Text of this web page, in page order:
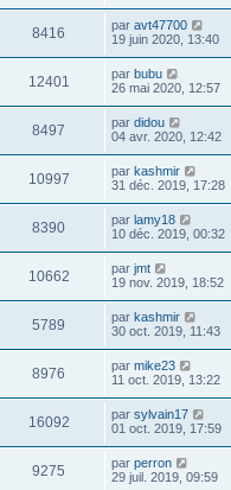
8416 par avt47700
19 juin 2020, 13:40
12401 par bubu
26 mai 2020, 12:57
8497 par didou
04 avr. 2020, 12:42
10997 par kashmir
31 déc. 2019, 17:28
8390 par lamy18
10 déc. 2019, 00:32
10662 par jmt
19 nov. 2019, 18:52
5789 par kashmir
30 oct. 2019, 11:43
8976 par mike23
11 oct. 2019, 13:22
16092 par sylvain17
01 oct. 2019, 17:59
9275 par perron
29 juil. 2019, 09:59